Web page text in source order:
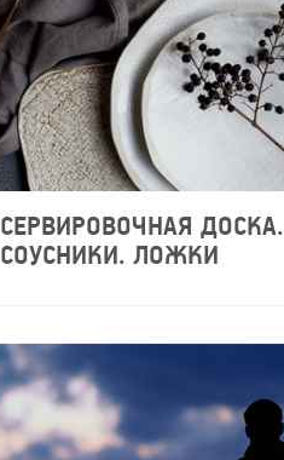
СЕРВИРОВОЧНАЯ ДОСКА.
СОУСНИКИ. ЛОЖКИ